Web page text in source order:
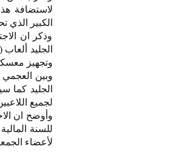
لاستضافة
الكبير الذي
وذكر ان
الجليد
وتجهيز
وبين العجمي
الجليد كما
لجميع
وأوضح ان
للسنة
لأعضاء